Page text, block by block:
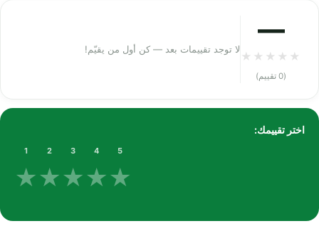
—
★
★
★
★
★
(0 تقييم)
لا توجد تقييمات بعد — كن أول من يقيّم!
اختر تقييمك:
1
★
2
★
3
★
4
★
5
★